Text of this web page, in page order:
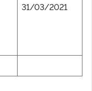
31/03/2021